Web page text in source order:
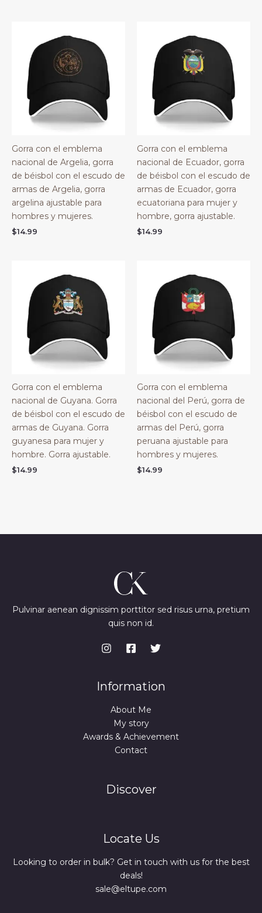
Gorra con el emblema
nacional de Argelia, gorra
de béisbol con el escudo de
armas de Argelia, gorra
argelina ajustable para
hombres y mujeres.
$14.99
Gorra con el emblema
nacional de Ecuador, gorra
de béisbol con el escudo de
armas de Ecuador, gorra
ecuatoriana para mujer y
hombre, gorra ajustable.
$14.99
Gorra con el emblema
nacional de Guyana. Gorra
de béisbol con el escudo de
armas de Guyana. Gorra
guyanesa para mujer y
hombre. Gorra ajustable.
$14.99
Gorra con el emblema
nacional del Perú, gorra de
béisbol con el escudo de
armas del Perú, gorra
peruana ajustable para
hombres y mujeres.
$14.99
Pulvinar aenean dignissim porttitor sed risus urna, pretium
quis non id.
Information
About Me
My story
Awards & Achievement
Contact
Discover
Locate Us
Looking to order in bulk? Get in touch with us for the best
deals!
sale@eltupe.com